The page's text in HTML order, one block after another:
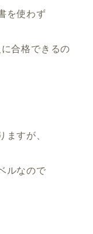
を使わず
合格できるの
ますが、
ルなので